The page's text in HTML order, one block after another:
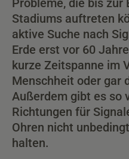
Probleme, die bis zur
Stadiums auftreten
aktive Suche nach
Erde erst vor 60
kurze Zeitspanne im
Menschheit oder gar
Außerdem gibt es so
Richtungen für
Ohren nicht
halten.